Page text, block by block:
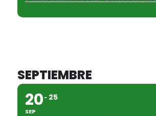
SEPTIEMBRE
20
SEP
25